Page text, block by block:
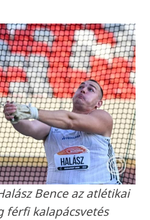
Bence az atlétikai
férfi kalapácsvetés